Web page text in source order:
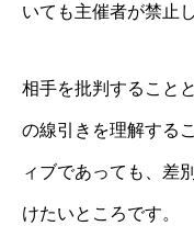
いても主催者が禁止
相手を批判すること
の線引きを理解する
ィブであっても、差
けたいところです。